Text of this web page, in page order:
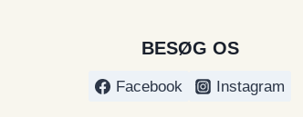
BESØG OS
Facebook Instagram